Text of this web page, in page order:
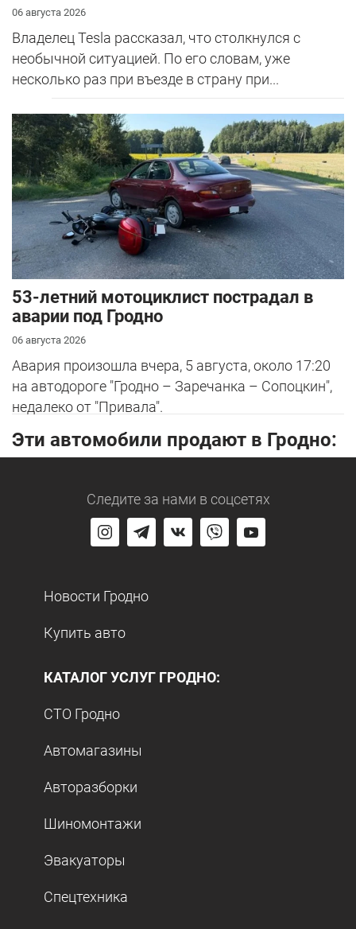
06 августа 2026
Владелец Tesla рассказал, что столкнулся с
необычной ситуацией. По его словам, уже
несколько раз при въезде в страну при...
53-летний мотоциклист пострадал в
аварии под Гродно
06 августа 2026
Авария произошла вчера, 5 августа, около 17:20
на автодороге "Гродно – Заречанка – Сопоцкин",
недалеко от "Привала".
Эти автомобили продают в Гродно:
Следите за нами в соцсетях
Новости Гродно
Купить авто
КАТАЛОГ УСЛУГ ГРОДНО:
СТО Гродно
Автомагазины
Авторазборки
Шиномонтажи
Эвакуаторы
Спецтехника